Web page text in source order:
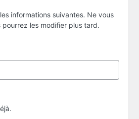
informations suivantes. Ne vous
les modifier plus tard.